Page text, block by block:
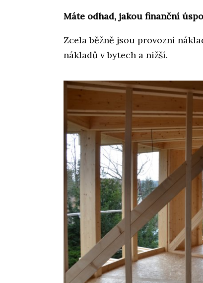
Máte odhad, jakou finanční
Zcela běžně jsou provozní
nákladů v bytech a nižší.